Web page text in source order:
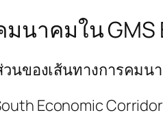
มนาคมใน
วนของเส้นทางการคม
Economic Corridor